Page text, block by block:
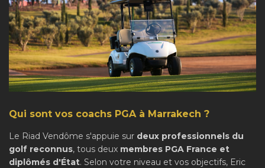
Qui sont vos coachs PGA à Marrakech ?
Le Riad Vendôme s'appuie sur deux professionnels du
golf reconnus, tous deux membres PGA France et
diplômés d'État. Selon votre niveau et vos objectifs, Eric